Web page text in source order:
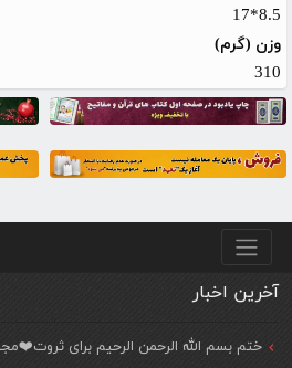
8.5*17
وزن (گرم)
310
منو پایین
آخرین اخبار
ختم بسم الله الرحمن الرحیم برای